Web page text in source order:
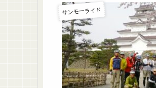
サンモーライド